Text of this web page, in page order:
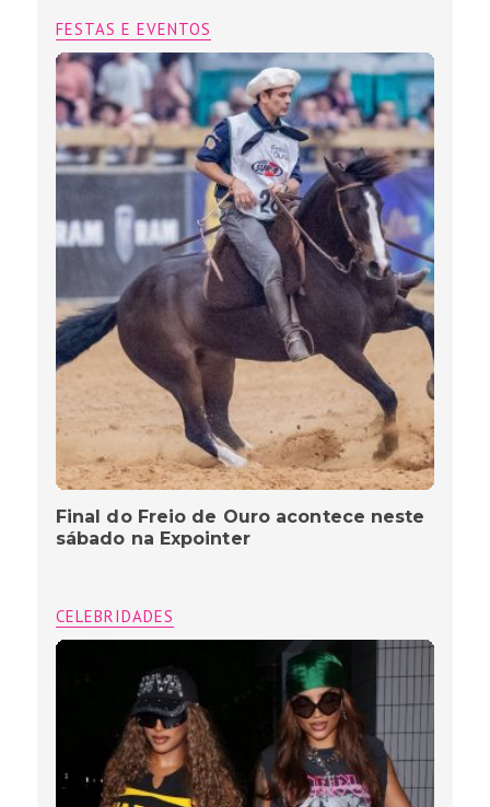
FESTAS E EVENTOS
Final do Freio de Ouro acontece neste
sábado na Expointer
CELEBRIDADES